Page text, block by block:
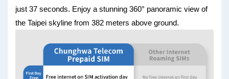
just 37 seconds. Enjoy a stunning 360° panoramic view of
the Taipei skyline from 382 meters above ground.